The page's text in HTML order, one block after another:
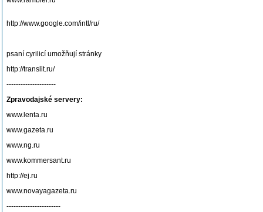
http://www.google.com/intl/ru/
psaní cyrilicí umožňují stránky
http://translit.ru/
---------------------
Zpravodajské servery:
www.lenta.ru
www.gazeta.ru
www.ng.ru
www.kommersant.ru
http://ej.ru
www.novayagazeta.ru
-----------------------